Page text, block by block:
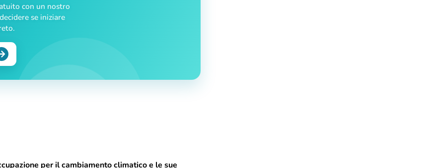
con un nostro
se iniziare
per il cambiamento climatico e le sue